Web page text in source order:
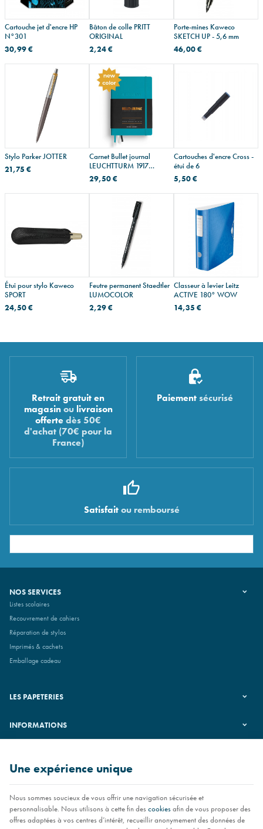
Cartouche jet d'encre HP
N°301
30,99 €
Bâton de colle PRITT
ORIGINAL
2,24 €
Porte-mines Kaweco
SKETCH UP - 5,6 mm
46,00 €
Stylo Parker JOTTER
21,75 €
Carnet Bullet journal
LEUCHTTURM 1917
EDITION 2 - A5 - points
29,50 €
Cartouches d'encre Cross -
étui de 6
5,50 €
Étui pour stylo Kaweco
SPORT
24,50 €
Feutre permanent Staedtler
LUMOCOLOR
2,29 €
Classeur à levier Leitz
ACTIVE 180° WOW
14,35 €
Retrait gratuit en
magasinou livraison
offerte dès 50€
d'achat (70€ pour la
France)
Paiement sécurisé
Satisfaitou remboursé
NOS SERVICES
Listes scolaires
Recouvrement de cahiers
Réparation de stylos
Imprimés & cachets
Emballage cadeau
LES PAPETERIES
INFORMATIONS
Une expérience unique
Nous sommes soucieux de vous offrir une navigation sécurisée et
personnalisable. Nous utilisons à cette fin descookiesafin de vous proposer des
offres adaptées à vos centres d’intérêt, recueillir anonymement des données de